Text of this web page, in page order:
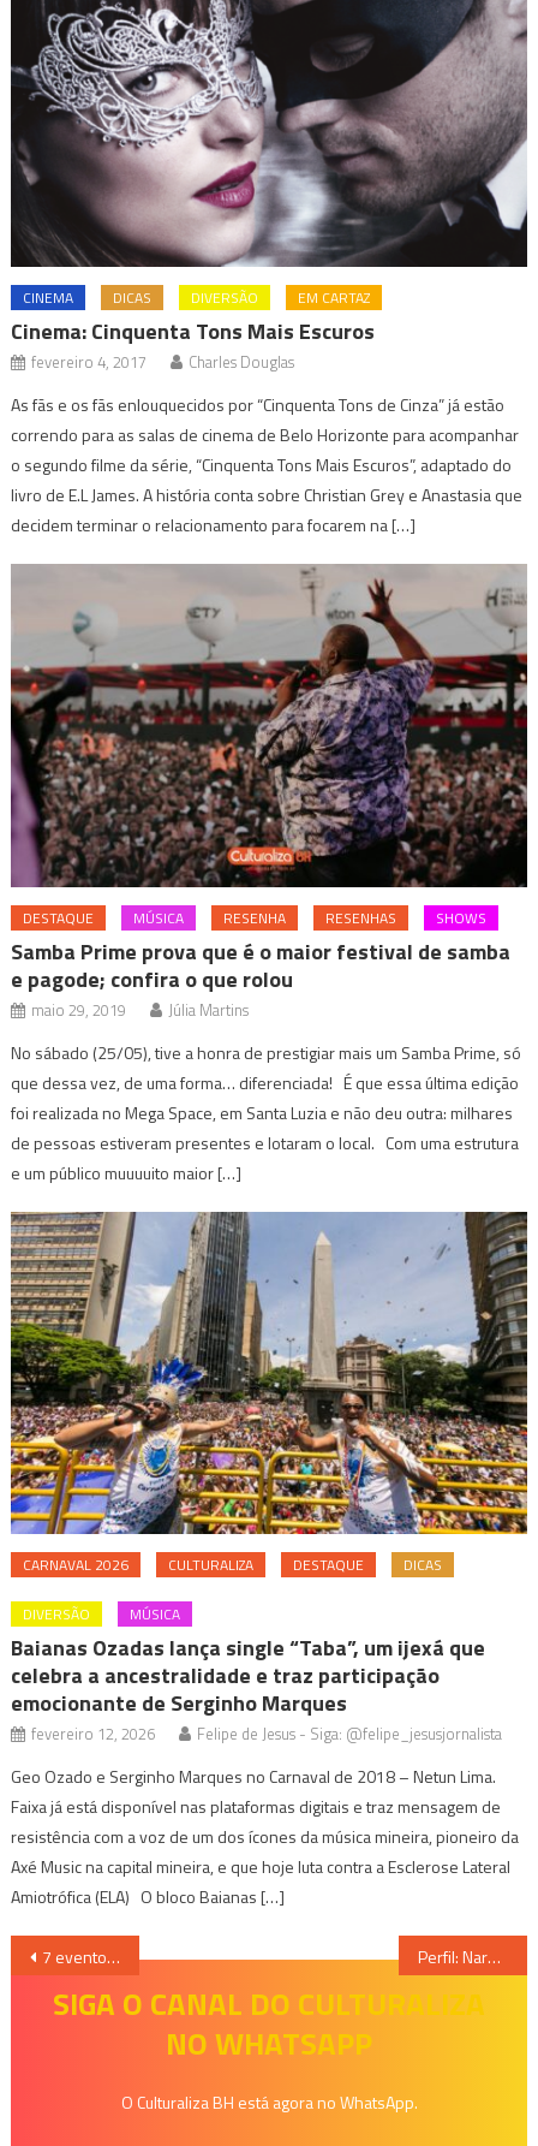
CINEMA DICAS DIVERSÃO EM CARTAZ
Cinema: Cinquenta Tons Mais Escuros
fevereiro 4, 2017 Charles Douglas
As fãs e os fãs enlouquecidos por “Cinquenta Tons de Cinza” já estão
correndo para as salas de cinema de Belo Horizonte para acompanhar
o segundo filme da série, “Cinquenta Tons Mais Escuros”, adaptado do
livro de E.L James. A história conta sobre Christian Grey e Anastasia que
decidem terminar o relacionamento para focarem na […]
DESTAQUE MÚSICA RESENHA RESENHAS SHOWS
Samba Prime prova que é o maior festival de samba
e pagode; confira o que rolou
maio 29, 2019 Júlia Martins
No sábado (25/05), tive a honra de prestigiar mais um Samba Prime, só
que dessa vez, de uma forma… diferenciada! É que essa última edição
foi realizada no Mega Space, em Santa Luzia e não deu outra: milhares
de pessoas estiveram presentes e lotaram o local. Com uma estrutura
e um público muuuuito maior […]
CARNAVAL 2026 CULTURALIZA DESTAQUE DICAS
DIVERSÃO MÚSICA
Baianas Ozadas lança single “Taba”, um ijexá que
celebra a ancestralidade e traz participação
emocionante de Serginho Marques
fevereiro 12, 2026 Felipe de Jesus - Siga: @felipe_jesusjornalista
Geo Ozado e Serginho Marques no Carnaval de 2018 – Netun Lima.
Faixa já está disponível nas plataformas digitais e traz mensagem de
resistência com a voz de um dos ícones da música mineira, pioneiro da
Axé Music na capital mineira, e que hoje luta contra a Esclerose Lateral
Amiotrófica (ELA) O bloco Baianas […]
Navegação
7 eventos culturais que rolam nesta semana Perfil: Naroca e o seu primeiro álbum autoral e muito diverso
SIGA O CANAL DO CULTURALIZA
NO WHATSAPP
O Culturaliza BH está agora no WhatsApp.